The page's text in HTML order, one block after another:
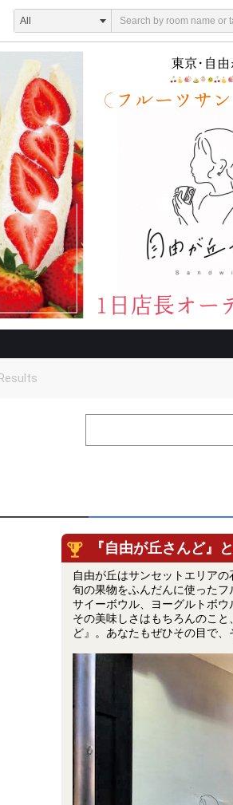
Event Begins!
the live performance.
a day)! You can also charge Show Gold
continue to send gifts to the performer(s),
send them gifts.
must use Show Gold.
『自由が丘さんど』
自由が丘はサンセットエリア
旬の果物をふんだんに使った
サイーボウル、ヨーグルトボウ
その美味しさはもちろんのこ
ど』。あなたもぜひその目で、